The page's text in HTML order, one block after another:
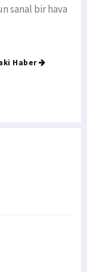
sanal bir hava
Haber